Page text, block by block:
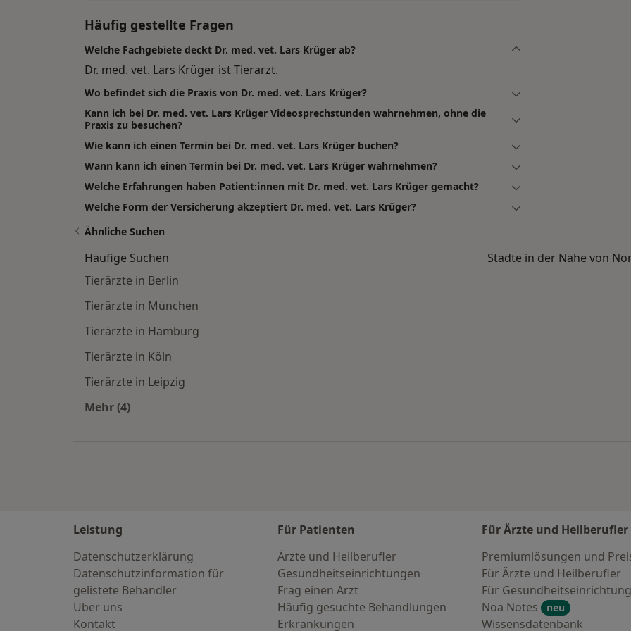
Häufig gestellte Fragen
Welche Fachgebiete deckt Dr. med. vet. Lars Krüger ab?
Dr. med. vet. Lars Krüger ist Tierarzt.
Wo befindet sich die Praxis von Dr. med. vet. Lars Krüger?
Kann ich bei Dr. med. vet. Lars Krüger Videosprechstunden wahrnehmen, ohne die
Praxis zu besuchen?
Wie kann ich einen Termin bei Dr. med. vet. Lars Krüger buchen?
Wann kann ich einen Termin bei Dr. med. vet. Lars Krüger wahrnehmen?
Welche Erfahrungen haben Patient:innen mit Dr. med. vet. Lars Krüger gemacht?
Welche Form der Versicherung akzeptiert Dr. med. vet. Lars Krüger?
Ähnliche Suchen
Häufige Suchen
Tierärzte in Berlin
Tierärzte in München
Tierärzte in Hamburg
Tierärzte in Köln
Tierärzte in Leipzig
Mehr (4)
Städte in der Nähe von
Leistung
Datenschutzerklärung
Datenschutzinformation für
gelistete Behandler
Über uns
Kontakt
Für Patienten
Ärzte und Heilberufler
Gesundheitseinrichtungen
Frag einen Arzt
Häufig gesuchte Behandlungen
Erkrankungen
Für Ärzte und Heilberufler
Premiumlösungen und
Für Ärzte und Heilberufler
Für
Noa Notes
neu
Wissensdatenbank